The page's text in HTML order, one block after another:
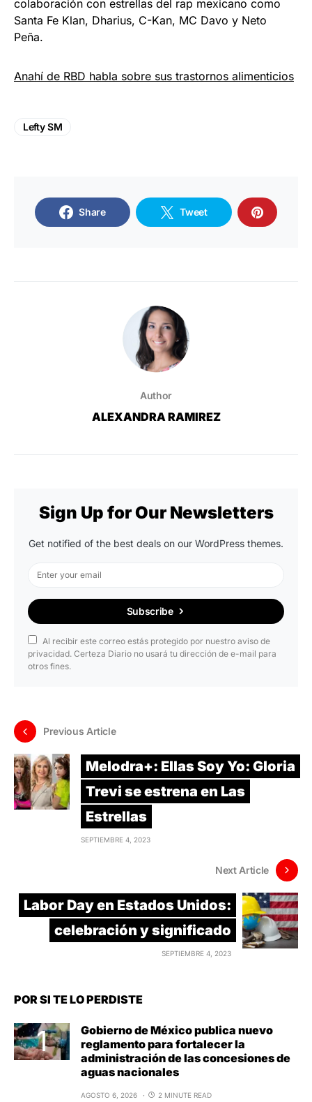
colaboración con estrellas del rap mexicano como
Santa Fe Klan, Dharius, C-Kan, MC Davo y Neto
Peña.
Anahí de RBD habla sobre sus trastornos alimenticios
Lefty SM
Share Tweet
Author
ALEXANDRA RAMIREZ
Sign Up for Our Newsletters
Get notified of the best deals on our WordPress themes.
Subscribe
Al recibir este correo estás protegido por nuestro aviso de
privacidad. Certeza Diario no usará tu dirección de e-mail para
otros fines.
Previous Article
Melodra+: Ellas Soy Yo: Gloria
Trevi se estrena en Las
Estrellas
SEPTIEMBRE 4, 2023
Next Article
Labor Day en Estados Unidos:
celebración y significado
SEPTIEMBRE 4, 2023
POR SI TE LO PERDISTE
Gobierno de México publica nuevo
reglamento para fortalecer la
administración de las concesiones de
aguas nacionales
AGOSTO 6, 2026 2 MINUTE READ